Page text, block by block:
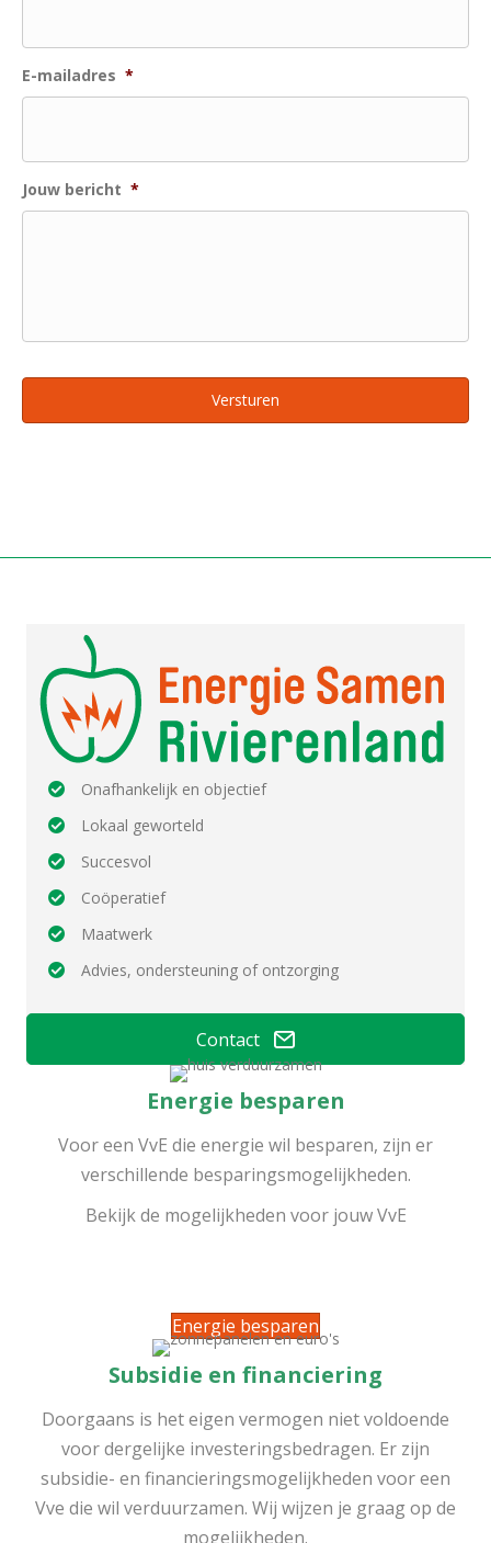
E-mailadres *
Jouw bericht *
Onafhankelijk en objectief
Lokaal geworteld
Succesvol
Coöperatief
Maatwerk
Advies, ondersteuning of ontzorging
Contact
Energie besparen
Voor een VvE die energie wil besparen, zijn er
verschillende besparingsmogelijkheden.
Bekijk de mogelijkheden voor jouw VvE
Energie besparen
Subsidie en financiering
Doorgaans is het eigen vermogen niet voldoende
voor dergelijke investeringsbedragen. Er zijn
subsidie- en financieringsmogelijkheden voor een
Vve die wil verduurzamen. Wij wijzen je graag op de
mogelijkheden.